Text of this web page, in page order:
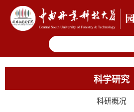
科学研究
科研概况